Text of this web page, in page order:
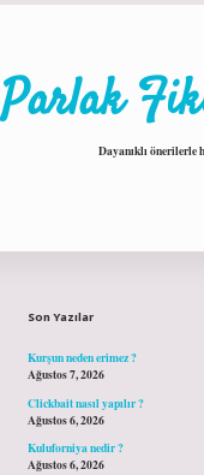
Parlak
Dayanıklı önerilerle
Son Yazılar
Kurşun neden erimez ?
Ağustos 7, 2026
Clickbait nasıl yapılır ?
Ağustos 6, 2026
Kuluforniya nedir ?
Ağustos 6, 2026